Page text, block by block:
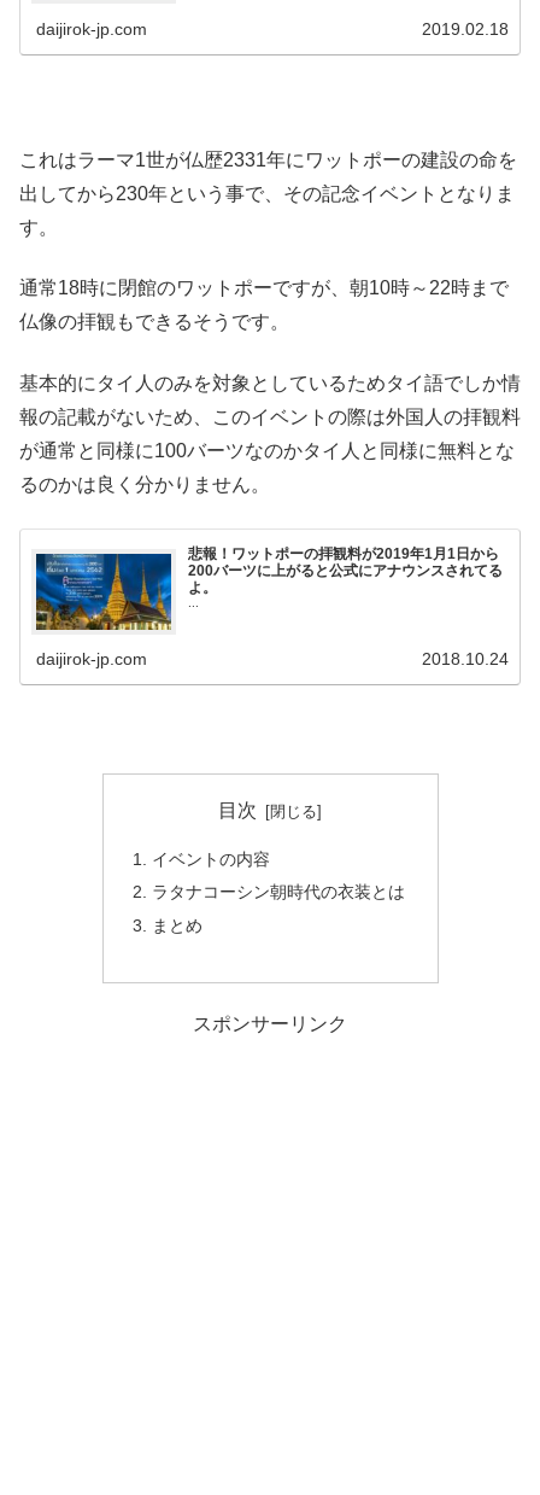
daijirok-jp.com 2019.02.18
これはラーマ1世が仏歴2331年にワットポーの建設の命を
出してから230年という事で、その記念イベントとなりま
す。
通常18時に閉館のワットポーですが、朝10時～22時まで
仏像の拝観もできるそうです。
基本的にタイ人のみを対象としているためタイ語でしか情
報の記載がないため、このイベントの際は外国人の拝観料
が通常と同様に100バーツなのかタイ人と同様に無料とな
るのかは良く分かりません。
悲報！ワットポーの拝観料が2019年1月1日から
200バーツに上がると公式にアナウンスされてる
よ。
daijirok-jp.com 2018.10.24
目次
イベントの内容
ラタナコーシン朝時代の衣装とは
まとめ
スポンサーリンク